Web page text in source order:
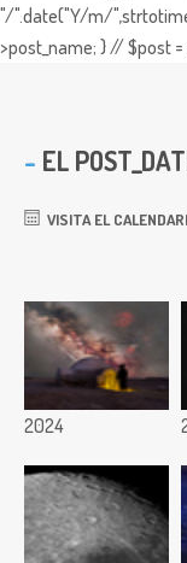
"/".date("Y/m/
>post_name; } // $post =
EL
VISITA EL
2024